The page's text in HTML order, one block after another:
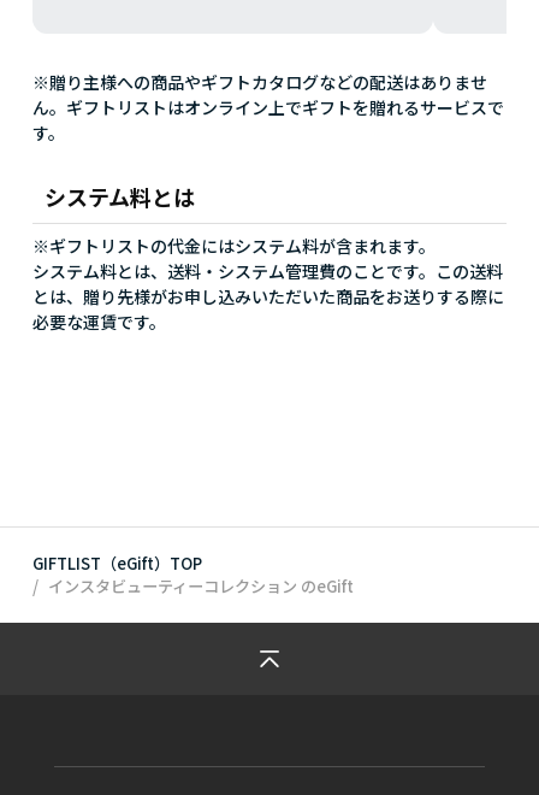
※贈り主様への商品やギフトカタログなどの配送はありませ
ん。ギフトリストはオンライン上でギフトを贈れるサービスで
す。
システム料とは
※ギフトリストの代金にはシステム料が含まれます。
システム料とは、送料・システム管理費のことです。この送料
とは、贈り先様がお申し込みいただいた商品をお送りする際に
必要な運賃です。
GIFTLIST（eGift）TOP
インスタビューティーコレクション のeGift